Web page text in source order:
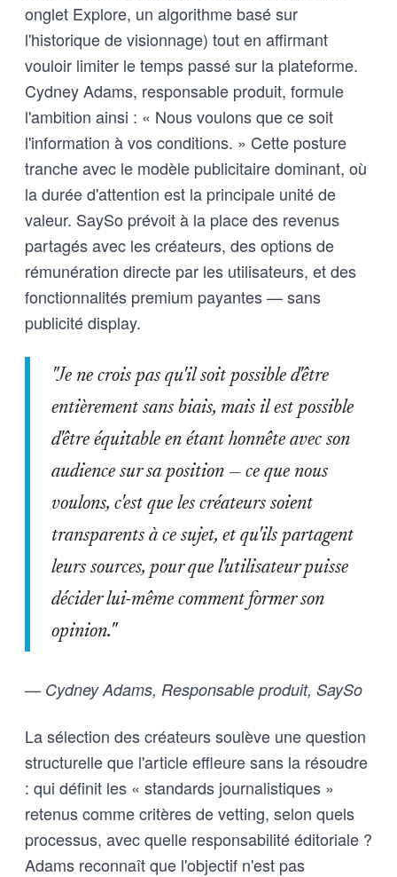
onglet Explore, un algorithme basé sur
l'historique de visionnage) tout en affirmant
vouloir limiter le temps passé sur la plateforme.
Cydney Adams, responsable produit, formule
l'ambition ainsi : « Nous voulons que ce soit
l'information à vos conditions. » Cette posture
tranche avec le modèle publicitaire dominant, où
la durée d'attention est la principale unité de
valeur. SaySo prévoit à la place des revenus
partagés avec les créateurs, des options de
rémunération directe par les utilisateurs, et des
fonctionnalités premium payantes — sans
publicité display.
"Je ne crois pas qu'il soit possible d'être
entièrement sans biais, mais il est possible
d'être équitable en étant honnête avec son
audience sur sa position — ce que nous
voulons, c'est que les créateurs soient
transparents à ce sujet, et qu'ils partagent
leurs sources, pour que l'utilisateur puisse
décider lui-même comment former son
opinion."
— Cydney Adams, Responsable produit, SaySo
La sélection des créateurs soulève une question
structurelle que l'article effleure sans la résoudre
: qui définit les « standards journalistiques »
retenus comme critères de vetting, selon quels
processus, avec quelle responsabilité éditoriale ?
Adams reconnaît que l'objectif n'est pas